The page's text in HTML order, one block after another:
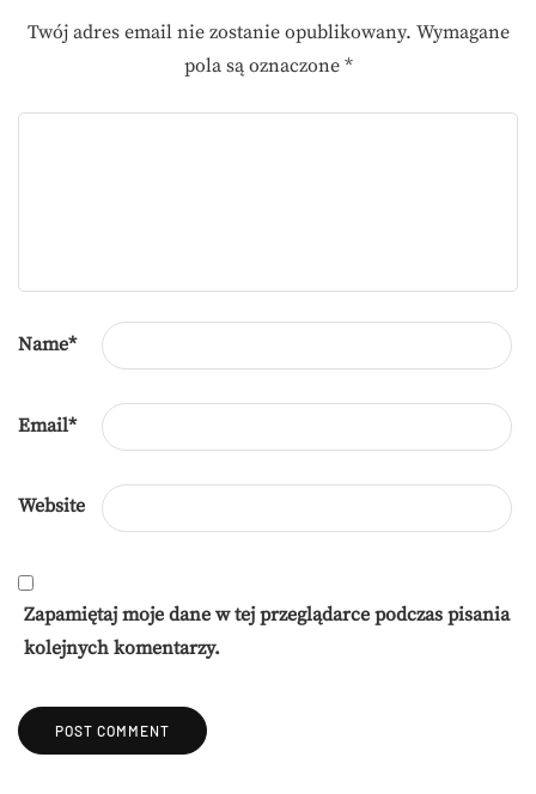
Twój adres email nie zostanie opublikowany. Wymagane
pola są oznaczone *
Name*
Email*
Website
Zapamiętaj moje dane w tej przeglądarce podczas pisania
kolejnych komentarzy.